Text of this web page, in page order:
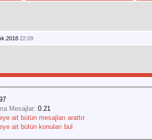
22:09
Mesajlar: 0.21
ait bütün mesajları arattır
ait bütün konuları bul